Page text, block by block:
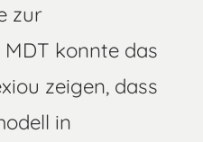
zur
konnte das
zeigen, dass
in